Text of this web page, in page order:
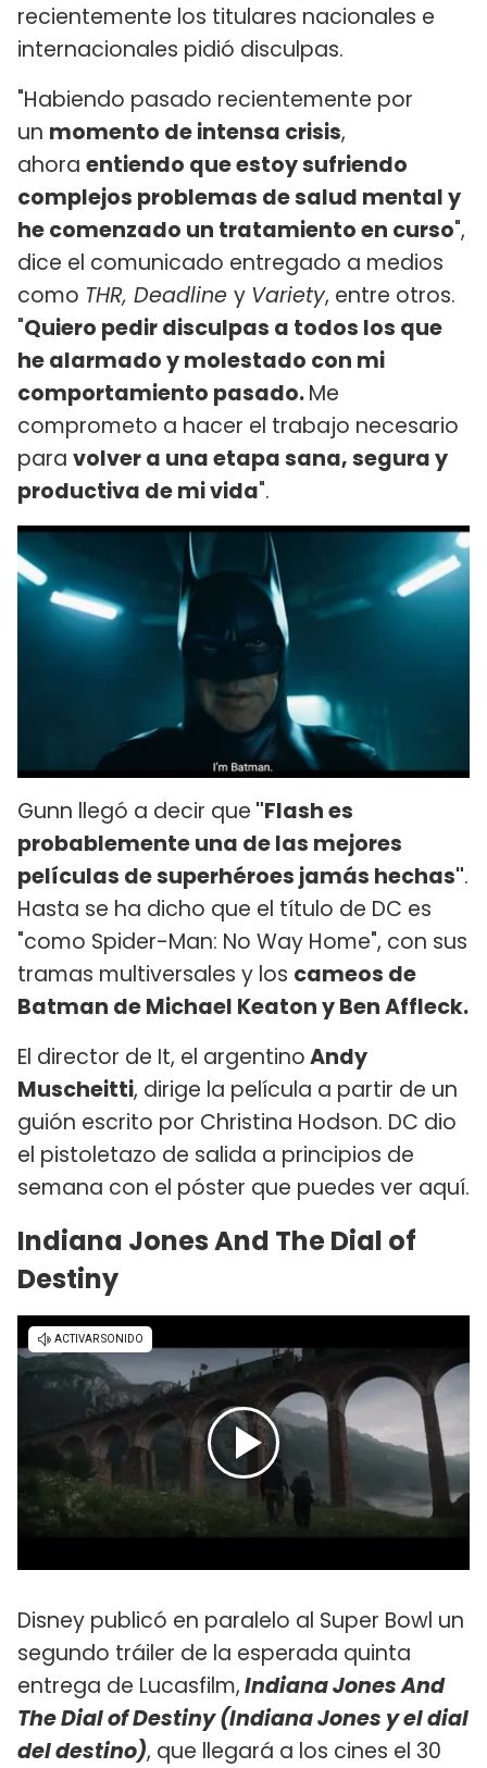
recientemente los titulares nacionales e
internacionales pidió disculpas.
"Habiendo pasado recientemente por
un momento de intensa crisis,
ahora entiendo que estoy sufriendo
complejos problemas de salud mental y
he comenzado un tratamiento en curso",
dice el comunicado entregado a medios
como THR, Deadline y Variety, entre otros.
"Quiero pedir disculpas a todos los que
he alarmado y molestado con mi
comportamiento pasado.Me
comprometo a hacer el trabajo necesario
para volver a una etapa sana, segura y
productiva de mi vida".
Gunn llegó a decir que "Flash es
probablemente una de las mejores
películas de superhéroes jamás hechas".
Hasta se ha dicho que el título de DC es
"como Spider-Man: No Way Home", con sus
tramas multiversales y los cameos de
Batman de Michael Keaton y Ben Affleck.
El director de It, el argentinoAndy
Muscheitti, dirige la película a partir de un
guión escrito por Christina Hodson. DC dio
el pistoletazo de salida a principios de
semana con el póster que puedes ver aquí.
Indiana Jones And The Dial of
Destiny
Disney publicó en paralelo al Super Bowl un
segundo tráiler de la esperada quinta
entrega de Lucasfilm,Indiana Jones And
The Dial of Destiny (Indiana Jones y el dial
del destino), que llegará a los cines el 30